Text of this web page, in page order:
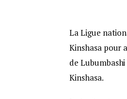
La Ligue
Kinshasa pour
de
Kinshasa.